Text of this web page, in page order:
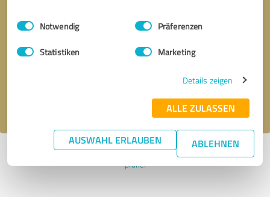
Impressum Datenschutzbestimmungen
Einwilligungsauswahl
Notwendig Präferenzen
Statistiken Marketing
Details zeigen
ALLE ZULASSEN
AUSWAHL ERLAUBEN ABLEHNEN
Profiel actief sinds 27.02.2024 |Laatst bijgewerkt: 29.02.2024
Verslag
profiel